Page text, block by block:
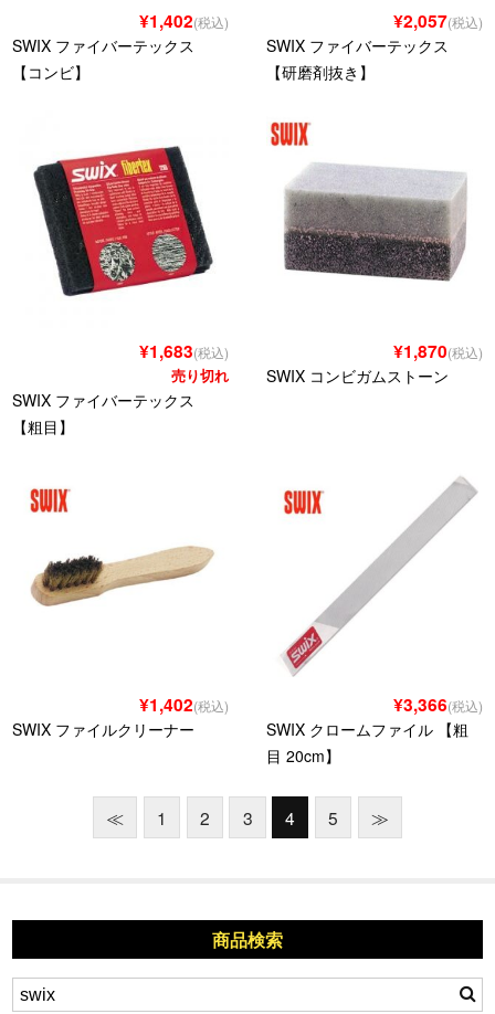
¥1,402(税込)
SWIX ファイバーテックス
【コンビ】
¥2,057(税込)
SWIX ファイバーテックス
【研磨剤抜き】
¥1,683(税込)
売り切れ
SWIX ファイバーテックス
【粗目】
¥1,870(税込)
SWIX コンビガムストーン
¥1,402(税込)
SWIX ファイルクリーナー
¥3,366(税込)
SWIX クロームファイル 【粗
目 20cm】
≪ 1 2 3 4 5 ≫
商品検索